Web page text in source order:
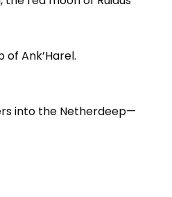
Ank’Harel.
into the Netherdeep—